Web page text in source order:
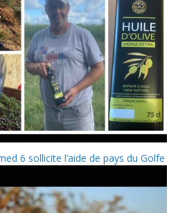
6 sollicite l’aide de pays du Golfe